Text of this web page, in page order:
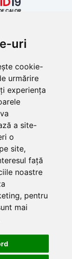
uri
cookie-
urmărire
experiența
a site-
o
site,
față
noastre
, pentru
mai